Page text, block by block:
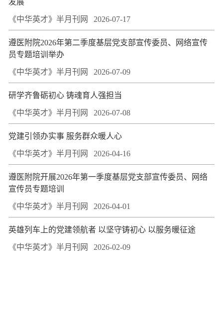
《中华英才》半月刊网 2026-07-17
遵医附院2026年第二季度基层党支部宣传委员、网络宣传
员专题培训举办
《中华英才》半月刊网 2026-07-09
研学齐鲁砺初心 铸魂育人强担当
《中华英才》半月刊网 2026-07-08
党建引领办实事 服务群众暖人心
《中华英才》半月刊网 2026-04-16
遵医附院开展2026年第一季度基层党支部宣传委员、网络
宣传员专题培训
《中华英才》半月刊网 2026-04-01
英雄列车上的党建领航者 以坚守铸初心 以服务暖征途
《中华英才》半月刊网 2026-02-09